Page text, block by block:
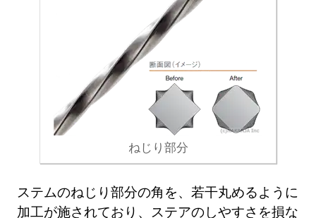
ねじり部分
ステムのねじり部分の角を、若干丸めるように
加工が施されており、ステアのしやすさを損な